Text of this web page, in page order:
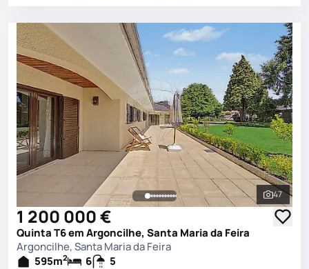
Ver
47
1 200 000 €
Quinta T6 em Argoncilhe, Santa Maria da Feira
Argoncilhe, Santa Maria da Feira
595m2 6 5